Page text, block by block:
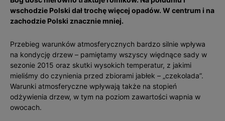
wschodzie Polski dał trochę więcej opadów. W centrum i na
zachodzie Polski znacznie mniej.
Przebieg warunków atmosferycznych bardzo silnie wpływa
na kondycję drzew – pamiętamy wszyscy więdnące sady w
sezonie 2015 oraz skutki wysokich temperatur, z jakimi
mieliśmy do czynienia przed zbiorami jabłek – „czekolada”.
Warunki atmosferyczne wpływają także na stopień
odżywienia drzew, w tym na poziom zawartości wapnia w
owocach.